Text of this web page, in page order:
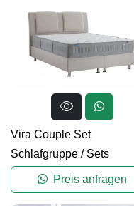
Vira Couple Set
Schlafgruppe / Sets
Preis anfragen